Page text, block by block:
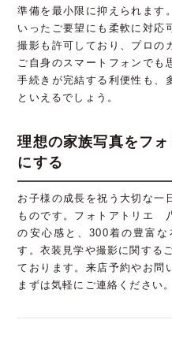
準備を最小限に抑えられます
いったご要望にも柔軟に対応
撮影も許可しており、プロの
ご自身のスマートフォンでも
手続きが完結する利便性も、
といえるでしょう。
理想の家族写真をフ
にする
お子様の成長を祝う大切な一
ものです。フォトアトリエ
の安心感と、300着の豊富
す。衣装見学や撮影に関する
ております。来店予約やお問
まずは気軽にご連絡ください。